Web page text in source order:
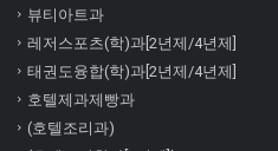
뷰티아트과
레저스포츠(학)과[2년제/4년제]
태권도융합(학)과[2년제/4년제]
호텔제과제빵과
(호텔조리과)